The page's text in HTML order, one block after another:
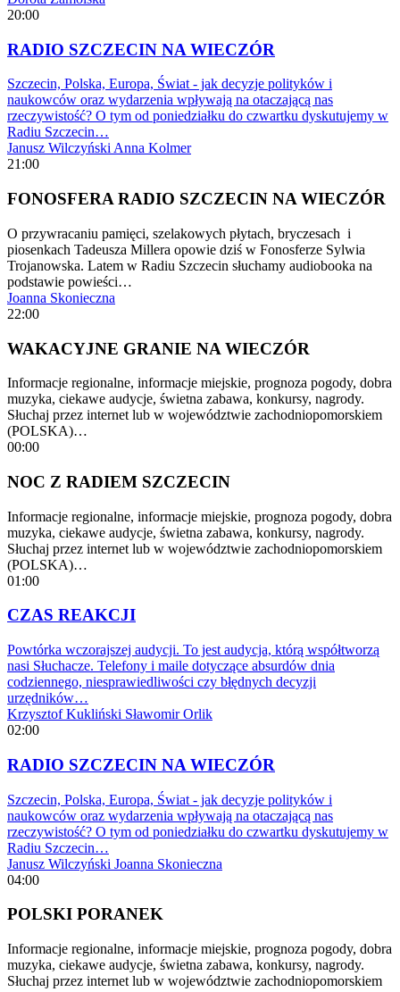
20:00
RADIO SZCZECIN NA WIECZÓR
Szczecin, Polska, Europa, Świat - jak decyzje polityków i
naukowców oraz wydarzenia wpływają na otaczającą nas
rzeczywistość? O tym od poniedziałku do czwartku dyskutujemy w
Radiu Szczecin…
Janusz WilczyńskiAnna Kolmer
21:00
FONOSFERA RADIO SZCZECIN NA WIECZÓR
O przywracaniu pamięci, szelakowych płytach, bryczesach i
piosenkach Tadeusza Millera opowie dziś w Fonosferze Sylwia
Trojanowska. Latem w Radiu Szczecin słuchamy audiobooka na
podstawie powieści…
Joanna Skonieczna
22:00
WAKACYJNE GRANIE NA WIECZÓR
Informacje regionalne, informacje miejskie, prognoza pogody, dobra
muzyka, ciekawe audycje, świetna zabawa, konkursy, nagrody.
Słuchaj przez internet lub w województwie zachodniopomorskiem
(POLSKA)…
00:00
NOC Z RADIEM SZCZECIN
Informacje regionalne, informacje miejskie, prognoza pogody, dobra
muzyka, ciekawe audycje, świetna zabawa, konkursy, nagrody.
Słuchaj przez internet lub w województwie zachodniopomorskiem
(POLSKA)…
01:00
CZAS REAKCJI
Powtórka wczorajszej audycji. To jest audycja, którą współtworzą
nasi Słuchacze. Telefony i maile dotyczące absurdów dnia
codziennego, niesprawiedliwości czy błędnych decyzji
urzędników…
Krzysztof Kukliński Sławomir Orlik
02:00
RADIO SZCZECIN NA WIECZÓR
Szczecin, Polska, Europa, Świat - jak decyzje polityków i
naukowców oraz wydarzenia wpływają na otaczającą nas
rzeczywistość? O tym od poniedziałku do czwartku dyskutujemy w
Radiu Szczecin…
Janusz Wilczyński Joanna Skonieczna
04:00
POLSKI PORANEK
Informacje regionalne, informacje miejskie, prognoza pogody, dobra
muzyka, ciekawe audycje, świetna zabawa, konkursy, nagrody.
Słuchaj przez internet lub w województwie zachodniopomorskiem